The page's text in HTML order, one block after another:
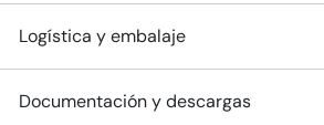
Logística y embalaje
Documentación y descargas